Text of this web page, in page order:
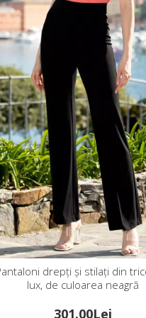
Eșarfă neagră vaporoasă
țesătură fină cu buline albe
99.00Lei